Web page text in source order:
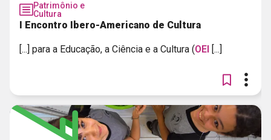
Patrimônio e
Cultura
I Encontro Ibero-Americano de Cultura
[...] para a Educação, a Ciência e a Cultura (OEI [...]